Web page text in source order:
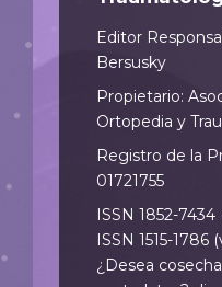
Editor
Bersusky
Propietario:
Ortopedia y
Registro de la
01721755
ISSN 1852-
ISSN 1515-1786
¿Desea